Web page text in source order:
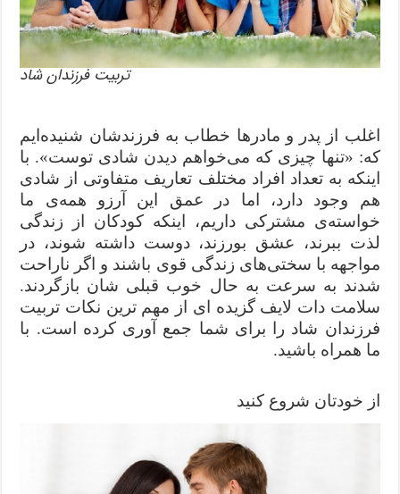
تربیت فرزندان شاد
اغلب از پدر و مادرها خطاب به فرزندشان شنیده‌ایم
که: «تنها چیزی که می‌خواهم دیدن شادی توست». با
اینکه به تعداد افراد مختلف تعاریف متفاوتی از شادی
هم وجود دارد، اما در عمق این آرزو همه‌ی ما
خواسته‌ی مشترکی داریم، اینکه کودکان‌ از زندگی
لذت ببرند، عشق بورزند، دوست داشته شوند، در
مواجهه با سختی‌های زندگی قوی باشند و اگر ناراحت
شدند به سرعت به حال خوب قبلی‌ شان بازگردند.
سلامت دات لایف گزیده ای از مهم ترین نکات تربیت
فرزندان شاد را برای شما جمع آوری کرده است. با
ما همراه باشید.
از خودتان شروع کنید